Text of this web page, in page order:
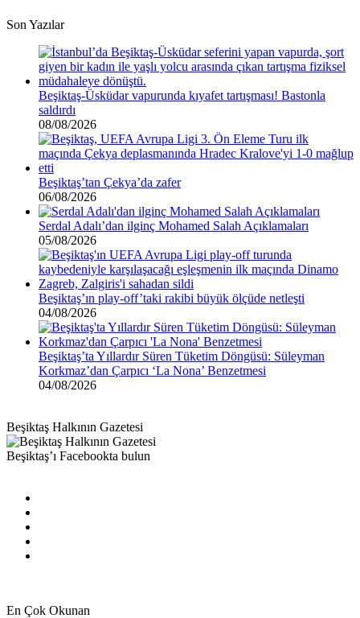
Son Yazılar
Beşiktaş-Üsküdar vapurunda kıyafet tartışması! Bastonla
saldırdı
08/08/2026
Beşiktaş’tan Çekya’da zafer
06/08/2026
Serdal Adalı’dan ilginç Mohamed Salah Açıklamaları
05/08/2026
Beşiktaş’ın play-off’taki rakibi büyük ölçüde netleşti
04/08/2026
Beşiktaş’ta Yıllardır Süren Tüketim Döngüsü: Süleyman
Korkmaz’dan Çarpıcı ‘La Nona’ Benzetmesi
04/08/2026
Beşiktaş Halkının Gazetesi
Beşiktaş’ı Facebookta bulun
En Çok Okunan